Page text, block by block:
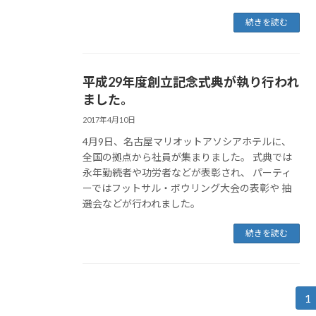
続きを読む
平成29年度創立記念式典が執り行われ
ました。
2017年4月10日
4月9日、名古屋マリオットアソシアホテルに、
全国の拠点から社員が集まりました。 式典では
永年勤続者や功労者などが表彰され、 パーティ
ーではフットサル・ボウリング大会の表彰や 抽
選会などが行われました。
続きを読む
固
1